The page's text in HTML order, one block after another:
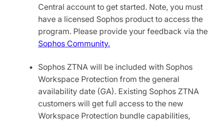
Central account to get started. Note, you must
have a licensed Sophos product to access the
program. Please provide your feedback via the
Sophos Community.
Sophos ZTNA will be included with Sophos
Workspace Protection from the general
availability date (GA). Existing Sophos ZTNA
customers will get full access to the new
Workspace Protection bundle capabilities,